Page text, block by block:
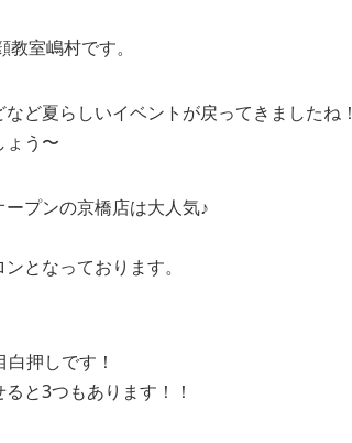
室嶋村です。
ど夏らしいイベントが戻ってきましたね！
ょう〜
プンの京橋店は大人気♪
となっております。
押しです！
と3つもあります！！